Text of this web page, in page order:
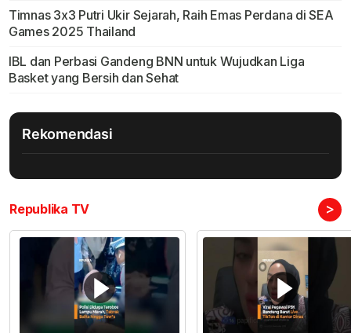
Timnas 3x3 Putri Ukir Sejarah, Raih Emas Perdana di SEA
Games 2025 Thailand
IBL dan Perbasi Gandeng BNN untuk Wujudkan Liga
Basket yang Bersih dan Sehat
Rekomendasi
Republika TV >